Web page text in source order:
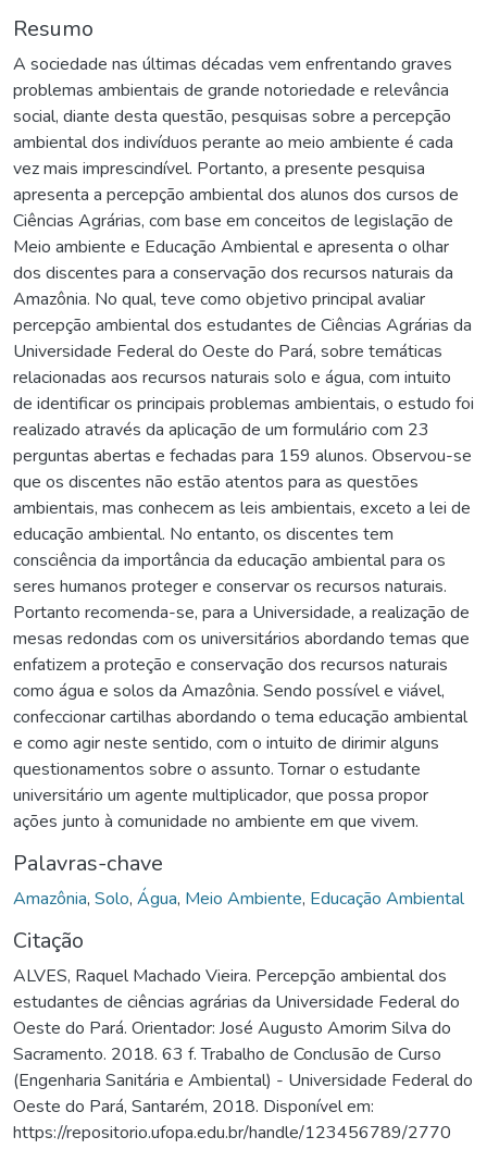
Resumo
A sociedade nas últimas décadas vem enfrentando graves
problemas ambientais de grande notoriedade e relevância
social, diante desta questão, pesquisas sobre a percepção
ambiental dos indivíduos perante ao meio ambiente é cada
vez mais imprescindível. Portanto, a presente pesquisa
apresenta a percepção ambiental dos alunos dos cursos de
Ciências Agrárias, com base em conceitos de legislação de
Meio ambiente e Educação Ambiental e apresenta o olhar
dos discentes para a conservação dos recursos naturais da
Amazônia. No qual, teve como objetivo principal avaliar
percepção ambiental dos estudantes de Ciências Agrárias da
Universidade Federal do Oeste do Pará, sobre temáticas
relacionadas aos recursos naturais solo e água, com intuito
de identificar os principais problemas ambientais, o estudo foi
realizado através da aplicação de um formulário com 23
perguntas abertas e fechadas para 159 alunos. Observou-se
que os discentes não estão atentos para as questões
ambientais, mas conhecem as leis ambientais, exceto a lei de
educação ambiental. No entanto, os discentes tem
consciência da importância da educação ambiental para os
seres humanos proteger e conservar os recursos naturais.
Portanto recomenda-se, para a Universidade, a realização de
mesas redondas com os universitários abordando temas que
enfatizem a proteção e conservação dos recursos naturais
como água e solos da Amazônia. Sendo possível e viável,
confeccionar cartilhas abordando o tema educação ambiental
e como agir neste sentido, com o intuito de dirimir alguns
questionamentos sobre o assunto. Tornar o estudante
universitário um agente multiplicador, que possa propor
ações junto à comunidade no ambiente em que vivem.
Palavras-chave
Amazônia, Solo, Água, Meio Ambiente, Educação Ambiental
Citação
ALVES, Raquel Machado Vieira. Percepção ambiental dos
estudantes de ciências agrárias da Universidade Federal do
Oeste do Pará. Orientador: José Augusto Amorim Silva do
Sacramento. 2018. 63 f. Trabalho de Conclusão de Curso
(Engenharia Sanitária e Ambiental) - Universidade Federal do
Oeste do Pará, Santarém, 2018. Disponível em:
https://repositorio.ufopa.edu.br/handle/123456789/2770